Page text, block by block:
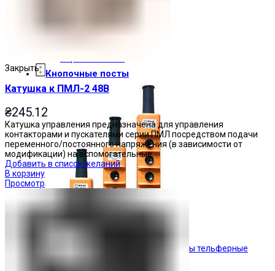
Кнопочные посты
Посты тельферные
Закрыть
Катушка к ПМЛ-2 48В
₴245.12
Катушка управления предназначена для управления
контакторами и пускателями серии ПМЛ посредством подачи
переменного/постоянного напряжения (в зависимости от
модификации) на вспомогательные
Добавить в список желаний
В корзину
Просмотр